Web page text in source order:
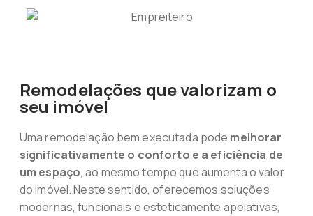
Remodelações que valorizam o
seu imóvel
Uma remodelação bem executada pode melhorar
significativamente o conforto e a eficiência de
um espaço, ao mesmo tempo que aumenta o valor
do imóvel. Neste sentido, oferecemos soluções
modernas, funcionais e esteticamente apelativas,